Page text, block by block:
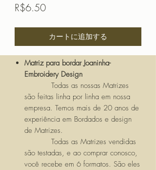
R$6.50価
カートに追加する
Matriz para bordar Joaninha-
Embroidery Design
Todas as nossas Matrizes
são feitas linha por linha em nossa
empresa. Temos mais de 20 anos de
experiência em Bordados e design
de Matrizes.
Todas as Matrizes vendidas
são testadas, e ao comprar conosco,
você recebe em 6 formatos. São eles